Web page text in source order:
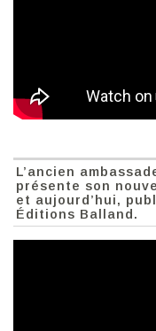
L’ancien
présente son
et aujourd’hui,
Éditions Balland.